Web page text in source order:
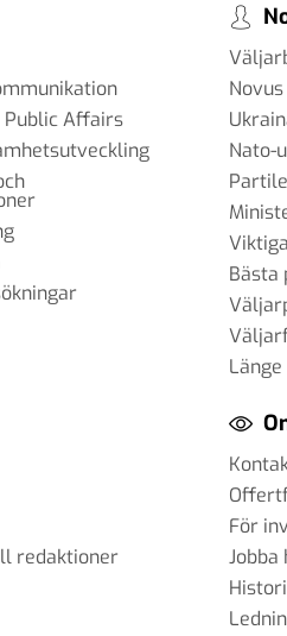
Public Affairs
Nato-
Bästa
redaktioner
För
Jobba